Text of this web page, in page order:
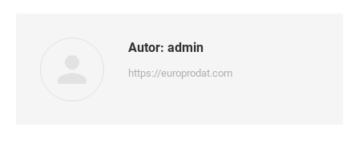
Autor: admin
https://europrodat.com